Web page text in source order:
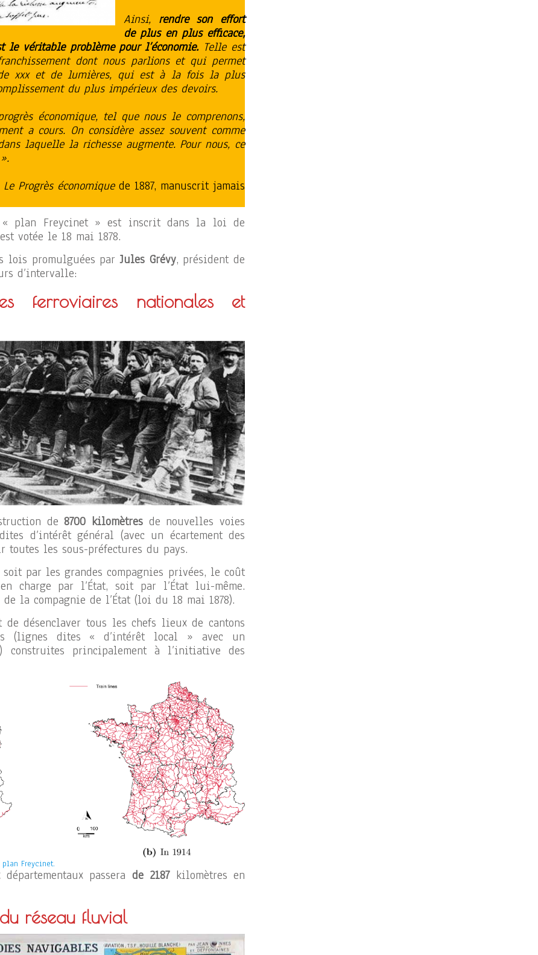
Ainsi, rendre son effort
de plus en plus efficace,
véritable problème pour l’économie.Telle est
dont nous parlions et qui permet
xxx et de lumières, qui est à la fois la plus
du plus impérieux des devoirs.
économique, tel que nous le comprenons,
a cours. On considère assez souvent comme
laquelle la richesse augmente. Pour nous, ce
Le Progrès économiquede 1887, manuscrit jamais
plan Freycinet » est inscrit dans la loi de
votée le 18 mai 1878.
lois promulguées parJules Grévy, président de
d’intervalle:
ferroviaires nationales et
de8700 kilomètresde nouvelles voies
d’intérêt général (avec un écartement des
toutes les sous-préfectures du pays.
par les grandes compagnies privées, le coût
charge par l’État, soit par l’État lui-même.
la compagnie de l’État (loi du 18 mai 1878).
de désenclaver tous les chefs lieux de cantons
(lignes dites « d’intérêt local » avec un
construites principalement à l’initiative des
Freycinet.
passera de 2187kilomètres en
réseau fluvial